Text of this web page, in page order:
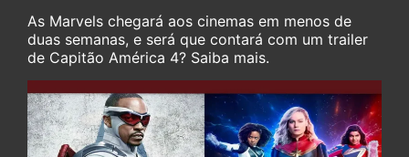
As Marvels chegará aos cinemas em menos de
duas semanas, e será que contará com um trailer
de Capitão América 4? Saiba mais.